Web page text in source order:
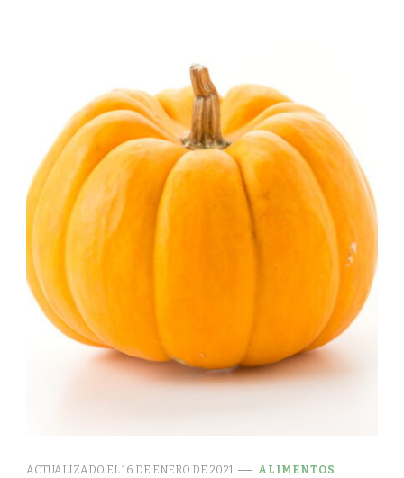
ACTUALIZADO EL16 DE ENERO DE 2021 ALIMENTOS